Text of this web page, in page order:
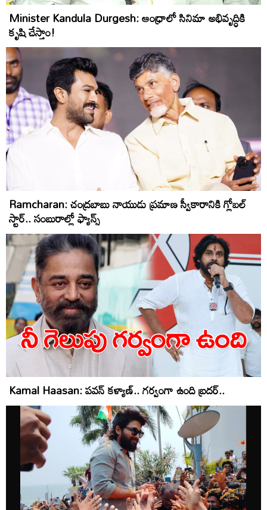
Minister Kandula Durgesh: ఆంధ్రాలో సినిమా అభివృద్ధికి
కృషి చేస్తాం!
Ramcharan: చంద్ర‌బాబు నాయుడు ప్ర‌మాణ స్వీకారానికి గ్లోబ‌ల్
స్టార్‌.. సంబురాల్లో ఫ్యాన్స్
Kamal Haasan: పవన్ కళ్యాణ్.. గర్వంగా ఉంది బ్రదర్..